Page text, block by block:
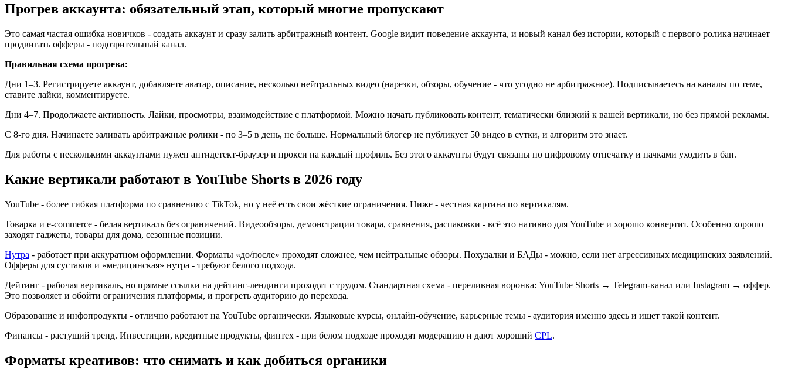
Прогрев аккаунта: обязательный этап, который многие пропускают
Это самая частая ошибка новичков - создать аккаунт и сразу залить арбитражный контент. Google видит поведение аккаунта, и новый канал без истории, который с первого ролика начинает
продвигать офферы - подозрительный канал.
Правильная схема прогрева:
Дни 1–3. Регистрируете аккаунт, добавляете аватар, описание, несколько нейтральных видео (нарезки, обзоры, обучение - что угодно не арбитражное). Подписываетесь на каналы по теме,
ставите лайки, комментируете.
Дни 4–7. Продолжаете активность. Лайки, просмотры, взаимодействие с платформой. Можно начать публиковать контент, тематически близкий к вашей вертикали, но без прямой рекламы.
С 8-го дня. Начинаете заливать арбитражные ролики - по 3–5 в день, не больше. Нормальный блогер не публикует 50 видео в сутки, и алгоритм это знает.
Для работы с несколькими аккаунтами нужен антидетект-браузер и прокси на каждый профиль. Без этого аккаунты будут связаны по цифровому отпечатку и пачками уходить в бан.
Какие вертикали работают в YouTube Shorts в 2026 году
YouTube - более гибкая платформа по сравнению с TikTok, но у неё есть свои жёсткие ограничения. Ниже - честная картина по вертикалям.
Товарка и e-commerce - белая вертикаль без ограничений. Видеообзоры, демонстрации товара, сравнения, распаковки - всё это нативно для YouTube и хорошо конвертит. Особенно хорошо
заходят гаджеты, товары для дома, сезонные позиции.
Нутра - работает при аккуратном оформлении. Форматы «до/после» проходят сложнее, чем нейтральные обзоры. Похудалки и БАДы - можно, если нет агрессивных медицинских заявлений.
Офферы для суставов и «медицинская» нутра - требуют белого подхода.
Дейтинг - рабочая вертикаль, но прямые ссылки на дейтинг-лендинги проходят с трудом. Стандартная схема - переливная воронка: YouTube Shorts → Telegram-канал или Instagram → оффер.
Это позволяет и обойти ограничения платформы, и прогреть аудиторию до перехода.
Образование и инфопродукты - отлично работают на YouTube органически. Языковые курсы, онлайн-обучение, карьерные темы - аудитория именно здесь и ищет такой контент.
Финансы - растущий тренд. Инвестиции, кредитные продукты, финтех - при белом подходе проходят модерацию и дают хороший CPL.
Форматы креативов: что снимать и как добиться органики